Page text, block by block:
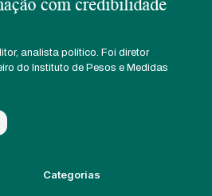
analista político. Foi diretor
do Instituto de Pesos e Medidas
Categorias